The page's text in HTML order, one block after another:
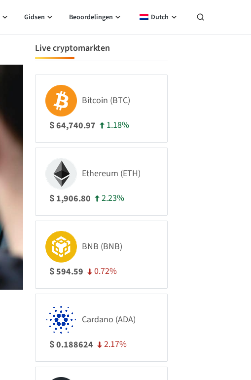
Gidsen Beoordelingen Dutch
Live cryptomarkten
Bitcoin (BTC)
$64,740.97 1.18%
Ethereum (ETH)
$ 1,906.80 2.23%
BNB (BNB)
$594.59 0.72%
Cardano (ADA)
$0.188624 2.17%